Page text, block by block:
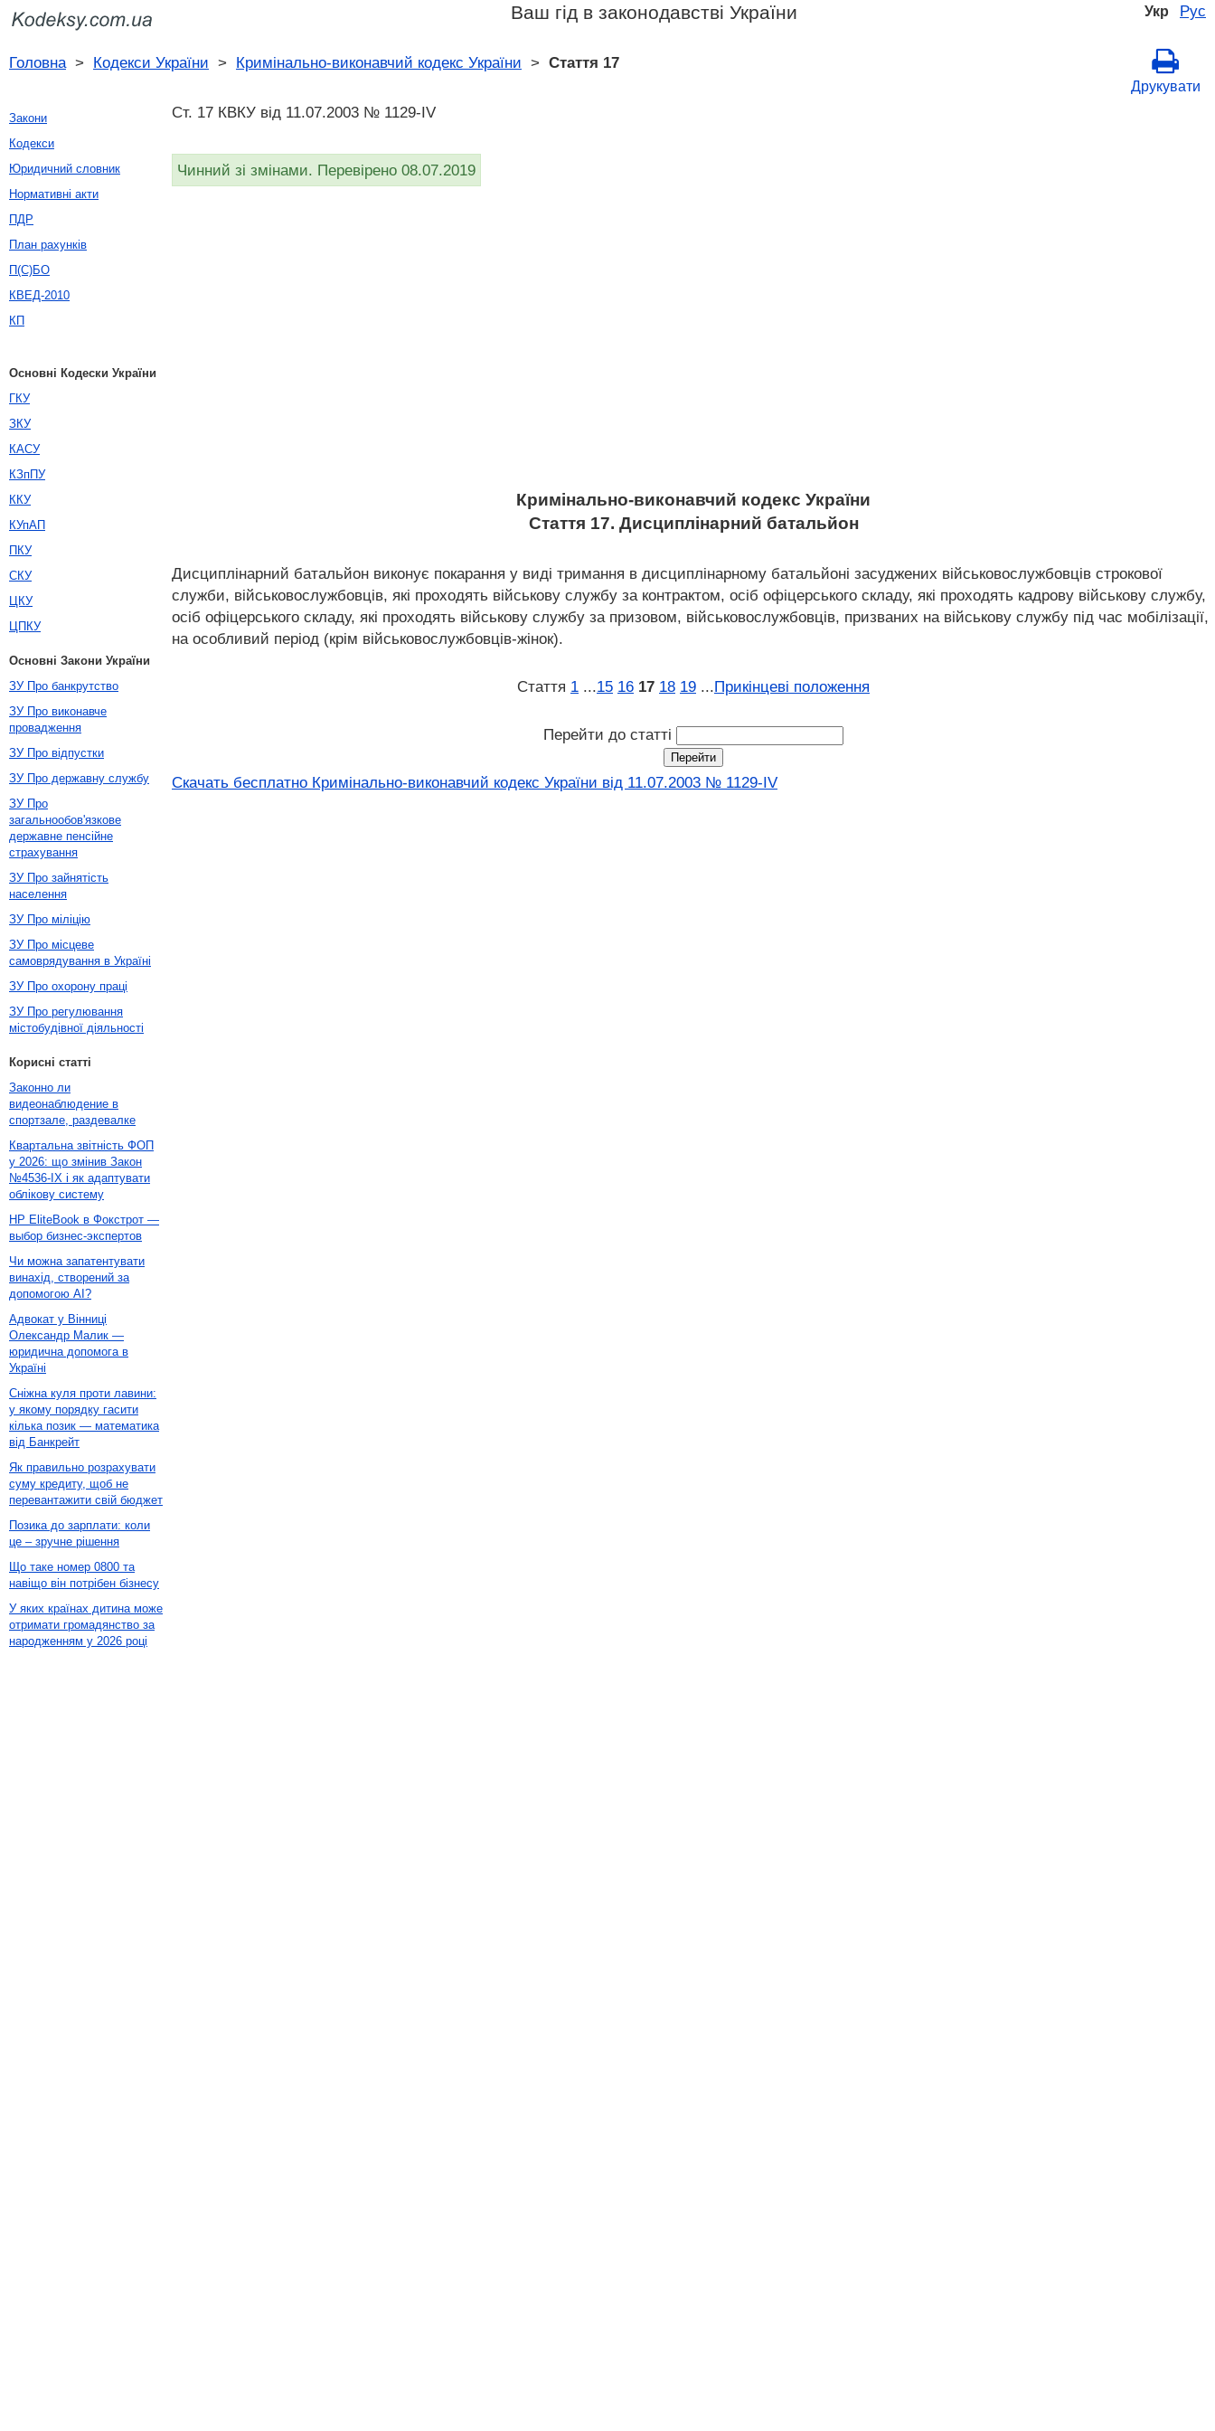
Укр Рус
Ваш гід в законодавстві України
Головна> Кодекси України > Кримінально-виконавчий кодекс України > Стаття 17
Друкувати
Ст. 17 КВКУ від 11.07.2003 № 1129-IV
Чинний зі змінами. Перевірено 08.07.2019
Кримінально-виконавчий кодекс України
Стаття 17. Дисциплінарний батальйон
Дисциплінарний батальйон виконує покарання у виді тримання в дисциплінарному батальйоні засуджених військовослужбовців строкової
служби, військовослужбовців, які проходять військову службу за контрактом, осіб офіцерського складу, які проходять кадрову військову службу,
осіб офіцерського складу, які проходять військову службу за призовом, військовослужбовців, призваних на військову службу під час мобілізації,
на особливий період (крім військовослужбовців-жінок).
Стаття 1 ...15 16 17 18 19 ...Прикінцеві положення
Перейти до статті
Скачать бесплатно Кримінально-виконавчий кодекс України від 11.07.2003 № 1129-IV
Закони
Кодекси
Юридичний словник
Нормативні акти
ПДР
План рахунків
П(С)БО
КВЕД-2010
КП
Основні Кодески України
ГКУ
ЗКУ
КАСУ
КЗпПУ
ККУ
КУпАП
ПКУ
СКУ
ЦКУ
ЦПКУ
Основні Закони України
ЗУ Про банкрутство
ЗУ Про виконавче
провадження
ЗУ Про відпустки
ЗУ Про державну службу
ЗУ Про
загальнообов'язкове
державне пенсійне
страхування
ЗУ Про зайнятість
населення
ЗУ Про міліцію
ЗУ Про місцеве
самоврядування в Україні
ЗУ Про охорону праці
ЗУ Про регулювання
містобудівної діяльності
Корисні статті
Законно ли
видеонаблюдение в
спортзале, раздевалке
Квартальна звітність ФОП
у 2026: що змінив Закон
№4536-IX і як адаптувати
облікову систему
HP EliteBook в Фокстрот —
выбор бизнес-экспертов
Чи можна запатентувати
винахід, створений за
допомогою AI?
Адвокат у Вінниці
Олександр Малик —
юридична допомога в
Україні
Сніжна куля проти лавини:
у якому порядку гасити
кілька позик — математика
від Банкрейт
Як правильно розрахувати
суму кредиту, щоб не
перевантажити свій бюджет
Позика до зарплати: коли
це – зручне рішення
Що таке номер 0800 та
навіщо він потрібен бізнесу
У яких країнах дитина може
отримати громадянство за
народженням у 2026 році